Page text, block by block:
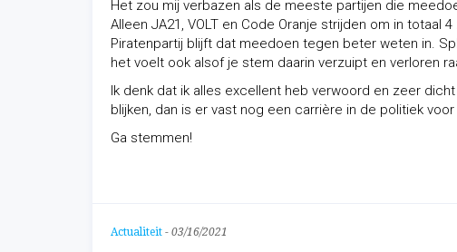
Het zou mij verbazen als de meeste partijen die
Alleen JA21, VOLT en Code Oranje strijden om in
Piratenpartij blijft dat meedoen tegen beter weten in.
het voelt ook alsof je stem daarin verzuipt en verloren
Ik denk dat ik alles excellent heb verwoord en zeer
blijken, dan is er vast nog een carrière in de politiek
Ga stemmen!
Actualiteit - 03/16/2021